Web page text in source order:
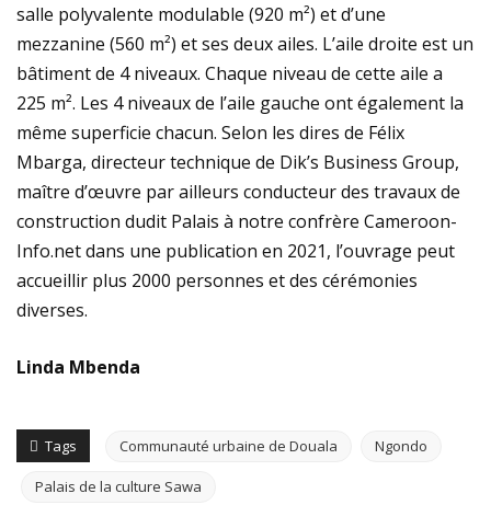
salle polyvalente modulable (920 m²) et d’une
mezzanine (560 m²) et ses deux ailes. L’aile droite est un
bâtiment de 4 niveaux. Chaque niveau de cette aile a
225 m². Les 4 niveaux de l’aile gauche ont également la
même superficie chacun. Selon les dires de Félix
Mbarga, directeur technique de Dik’s Business Group,
maître d’œuvre par ailleurs conducteur des travaux de
construction dudit Palais à notre confrère Cameroon-
Info.net dans une publication en 2021, l’ouvrage peut
accueillir plus 2000 personnes et des cérémonies
diverses.
Linda Mbenda
Tags Communauté urbaine de Douala Ngondo
Palais de la culture Sawa